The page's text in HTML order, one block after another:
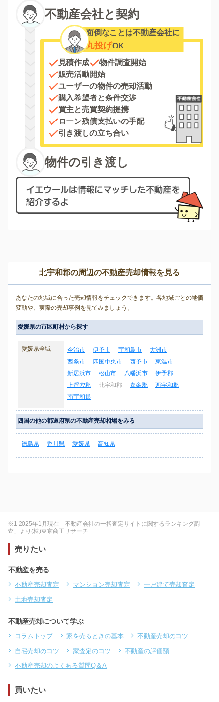
不動産会社と契約
面倒なことは不動産会社に
丸投げOK
見積作成
物件調査開始
販売活動開始
ユーザーの物件の売却活動
購入希望者と条件交渉
買主と売買契約提携
ローン残債支払いの手配
引き渡しの立ち合い
物件の引き渡し
北宇和郡の周辺の不動産売却情報を見る
あなたの地域に合った売却情報をチェックできます。各地域ごとの地価
変動や、実際の売却事例を見てみましょう。
愛媛県の市区町村から探す
愛媛県全域 今治市 伊予市 宇和島市
大洲市
西条市
四国中央市 西予市
東温市
新居浜市
松山市 八幡浜市
伊予郡
上浮穴郡
北宇和郡 喜多郡
西宇和郡
南宇和郡
四国の他の都道府県の不動産売却相場をみる
徳島県 香川県 愛媛県 高知県
※1 2025年1月現在「不動産会社の一括査定サイトに関するランキング調
査」より(株)東京商工リサーチ
売りたい
不動産を売る
不動産売却査定 マンション売却査定
一戸建て売却査定
土地売却査定
不動産売却について学ぶ
コラムトップ 家を売るときの基本
不動産売却のコツ
自宅売却のコツ
家査定のコツ
不動産の評価額
不動産売却のよくある質問Q＆A
買いたい